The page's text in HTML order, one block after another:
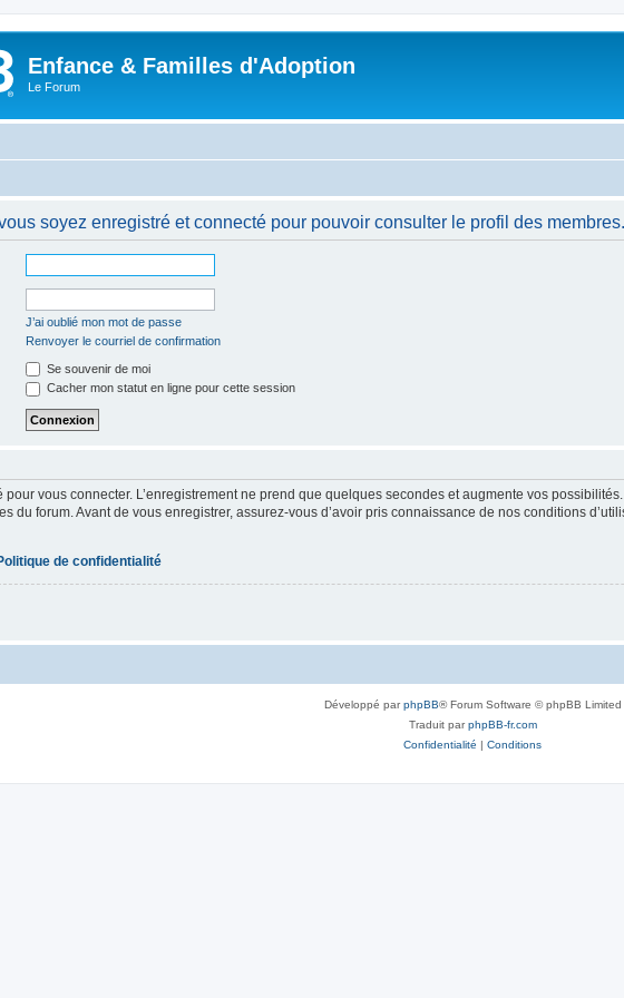
Enfance & Familles d'Adoption
Le Forum
soyez enregistré et connecté pour pouvoir consulter le profil des membres.
J’ai oublié mon mot de passe
Renvoyer le courriel de confirmation
Se souvenir de moi
Cacher mon statut en ligne pour cette session
pour vous connecter. L’enregistrement ne prend que quelques secondes et augmente vos
du forum. Avant de vous enregistrer, assurez-vous d’avoir pris connaissance de nos conditions
de confidentialité
Développé parphpBB® Forum Software © phpBB Limited
Traduit parphpBB-fr.com
Confidentialité | Conditions